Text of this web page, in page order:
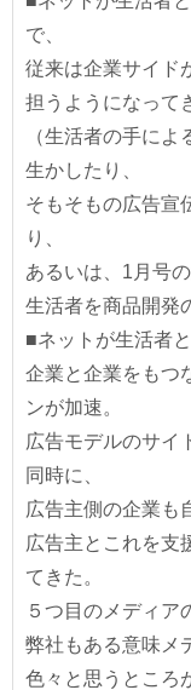
で、
従来は企業サイド
担うようになって
（生活者の手に
生かしたり、
そもそもの広告宣
り、
あるいは、1月号
生活者を商品開発
■ネットが生活者
企業と企業をもつ
ンが加速。
広告モデルのサイ
同時に、
広告主側の企業も
広告主とこれを支
てきた。
５つ目のメディア
弊社もある意味メ
色々と思うところ